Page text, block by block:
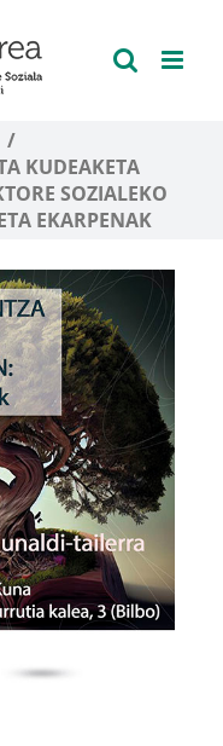
KUDEAKETA
SOZIALEKO
EKARPENAK